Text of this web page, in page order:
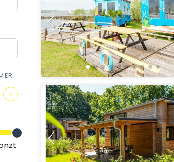
+